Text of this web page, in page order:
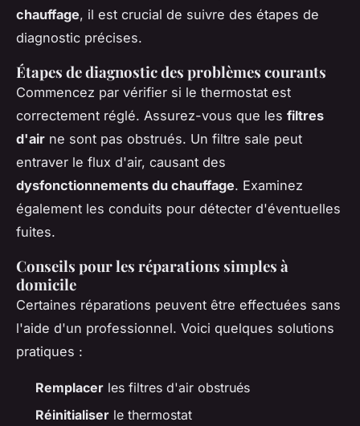
chauffage, il est crucial de suivre des étapes de
diagnostic précises.
Étapes de diagnostic des problèmes courants
Commencez par vérifier si le thermostat est
correctement réglé. Assurez-vous que les filtres
d'air ne sont pas obstrués. Un filtre sale peut
entraver le flux d'air, causant des
dysfonctionnements du chauffage. Examinez
également les conduits pour détecter d'éventuelles
fuites.
Conseils pour les réparations simples à
domicile
Certaines réparations peuvent être effectuées sans
l'aide d'un professionnel. Voici quelques solutions
pratiques :
Remplacer les filtres d'air obstrués
Réinitialiser le thermostat